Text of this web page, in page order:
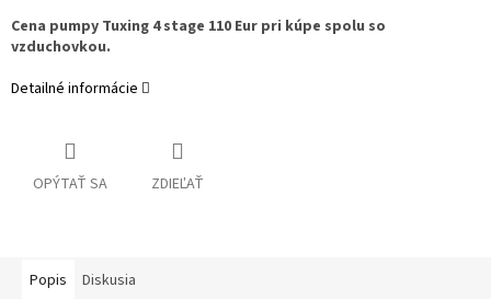
Cena pumpy Tuxing 4 stage 110 Eur pri kúpe spolu so
vzduchovkou.
Detailné informácie
OPÝTAŤ SA ZDIEĽAŤ
Popis Diskusia